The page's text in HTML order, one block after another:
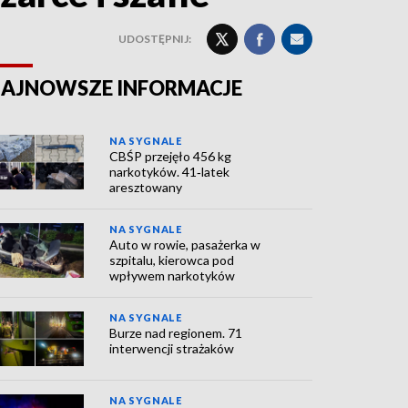
UDOSTĘPNIJ:
INFORMACJE
NA SYGNALE
CBŚP przejęło 456 kg
narkotyków. 41‑latek
aresztowany
NA SYGNALE
Auto w rowie, pasażerka w
szpitalu, kierowca pod
wpływem narkotyków
NA SYGNALE
Burze nad regionem. 71
interwencji strażaków
NA SYGNALE